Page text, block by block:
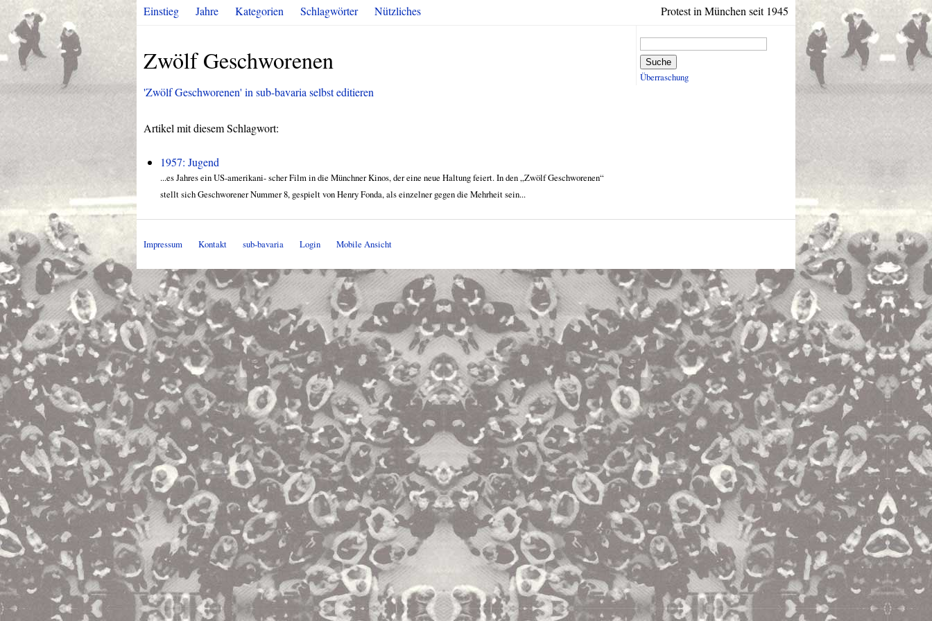
Protest in München seit 1945
Einstieg Jahre Kategorien Schlagwörter Nützliches
Zwölf Geschworenen
'Zwölf Geschworenen' in sub-bavaria selbst editieren
Artikel mit diesem Schlagwort:
1957: Jugend
...es Jahres ein US-amerikani- scher Film in die Münchner Kinos, der eine neue Haltung feiert. In den „Zwölf Geschworenen“
stellt sich Geschworener Nummer 8, gespielt von Henry Fonda, als einzelner gegen die Mehrheit sein...
Suche
Überraschung
Impressum Kontakt sub-bavaria Login Mobile Ansicht